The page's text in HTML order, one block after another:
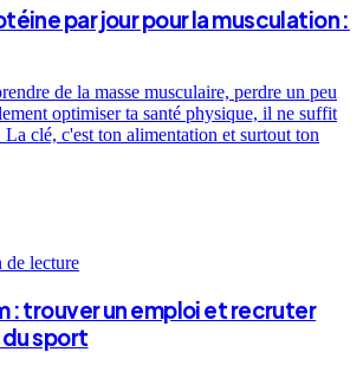
par jour pour la musculation :
de la masse musculaire, perdre un peu
optimiser ta santé physique, il ne suffit
La clé, c'est ton alimentation et surtout ton
de lecture
: trouver un emploi et recruter
sport